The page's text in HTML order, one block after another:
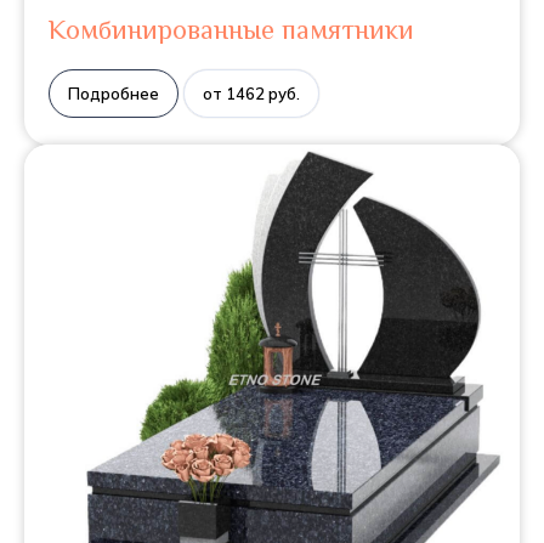
Комбинированные памятники
Подробнее от 1462 руб.